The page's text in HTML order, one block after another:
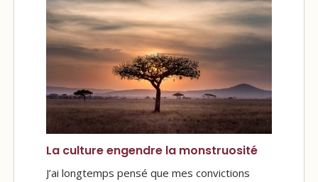
La culture engendre la monstruosité
J’ai longtemps pensé que mes convictions